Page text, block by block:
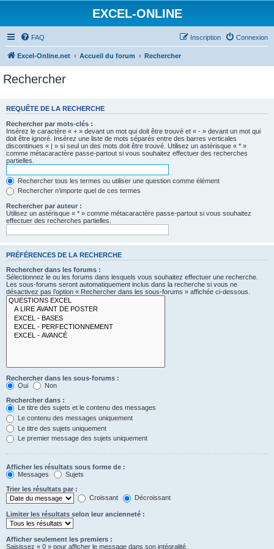
EXCEL-ONLINE
FAQ Connexion
Inscription
Excel-Online.net Accueil du forum Rechercher
Rechercher
REQUÊTE DE LA RECHERCHE
Rechercher par mots-clés :
Insérez le caractère « + » devant un mot qui doit être trouvé et « - » devant un mot qui
doit être ignoré. Insérez une liste de mots séparés entre des barres verticales
discontinues « | » si seul un des mots doit être trouvé. Utilisez un astérisque « * »
comme métacaractère passe-partout si vous souhaitez effectuer des recherches
partielles.
Rechercher tous les termes ou utiliser une question comme élément
Rechercher n’importe quel de ces termes
Rechercher par auteur :
Utilisez un astérisque « * » comme métacaractère passe-partout si vous souhaitez
effectuer des recherches partielles.
PRÉFÉRENCES DE LA RECHERCHE
Rechercher dans les forums :
Sélectionnez le ou les forums dans lesquels vous souhaitez effectuer une recherche.
Les sous-forums seront automatiquement inclus dans la recherche si vous ne
désactivez pas l’option « Rechercher dans les sous-forums » affichée ci-dessous.
Rechercher dans les sous-forums :
Oui
Non
Rechercher dans :
Le titre des sujets et le contenu des messages
Le contenu des messages uniquement
Le titre des sujets uniquement
Le premier message des sujets uniquement
Afficher les résultats sous forme de :
Messages
Sujets
Trier les résultats par :
Croissant
Décroissant
Limiter les résultats selon leur ancienneté :
Afficher seulement les premiers :
Saisissez « 0 » pour afficher le message dans son intégralité.